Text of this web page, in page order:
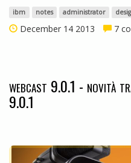
ibm notes administrator
December 14 2013 7
webcast 9.0.1 - novità
9.0.1